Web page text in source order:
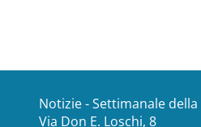
Notizie - Settimanale della
Via Don E. Loschi, 8